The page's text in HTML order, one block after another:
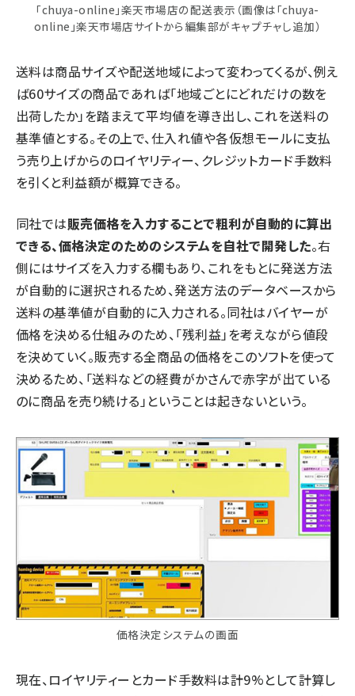
「chuya-online」楽天市場店の配送表示（画像は「chuya-
online」楽天市場店サイトから編集部がキャプチャし追加）
送料は商品サイズや配送地域によって変わってくるが、例え
ば60サイズの商品であれば「地域ごとにどれだけの数を
出荷したか」を踏まえて平均値を導き出し、これを送料の
基準値とする。その上で、仕入れ値や各仮想モールに支払
う売り上げからのロイヤリティー、クレジットカード手数料
を引くと利益額が概算できる。
同社では販売価格を入力することで粗利が自動的に算出
できる、価格決定のためのシステムを自社で開発した。右
側にはサイズを入力する欄もあり、これをもとに発送方法
が自動的に選択されるため、発送方法のデータベースから
送料の基準値が自動的に入力される。同社はバイヤーが
価格を決める仕組みのため、「残利益」を考えながら値段
を決めていく。販売する全商品の価格をこのソフトを使って
決めるため、「送料などの経費がかさんで赤字が出ている
のに商品を売り続ける」ということは起きないという。
価格決定システムの画面
現在、ロイヤリティーとカード手数料は計9%として計算し